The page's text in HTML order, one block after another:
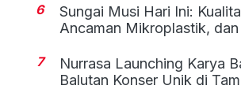
6
Sungai Musi Hari Ini:
Ancaman Mikroplastik, dan
7
Nurrasa Launching Karya
Balutan Konser Unik di